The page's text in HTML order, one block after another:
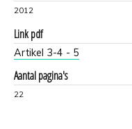
2012
Link pdf
Artikel 3-4 - 5
Aantal pagina's
22